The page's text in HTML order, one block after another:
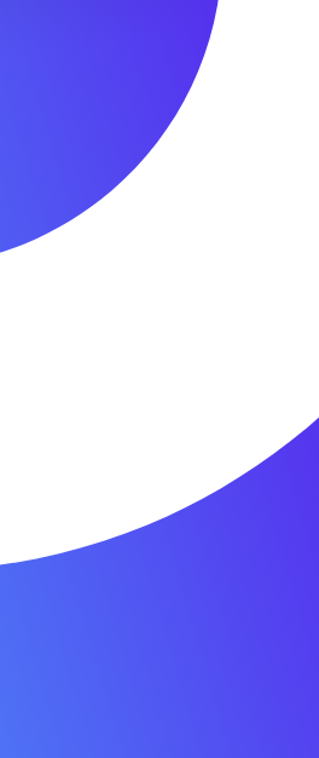
промышленности
сайт, мы будем